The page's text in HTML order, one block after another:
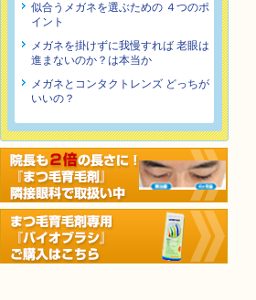
似合うメガネを選ぶための ４つのポ
イント
メガネを掛けずに我慢すれば 老眼は
進まないのか？は本当か
メガネとコンタクトレンズ どっちが
いいの？